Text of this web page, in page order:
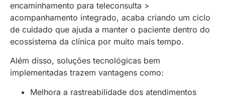
encaminhamento para teleconsulta >
acompanhamento integrado, acaba criando um ciclo
de cuidado que ajuda a manter o paciente dentro do
ecossistema da clínica por muito mais tempo.
Além disso, soluções tecnológicas bem
implementadas trazem vantagens como:
Melhora a rastreabilidade dos atendimentos